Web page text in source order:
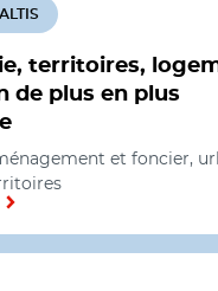
territoires,
de plus en plus
et foncier,